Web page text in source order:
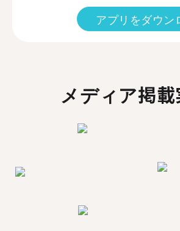
アプリをダウン
メディア掲載